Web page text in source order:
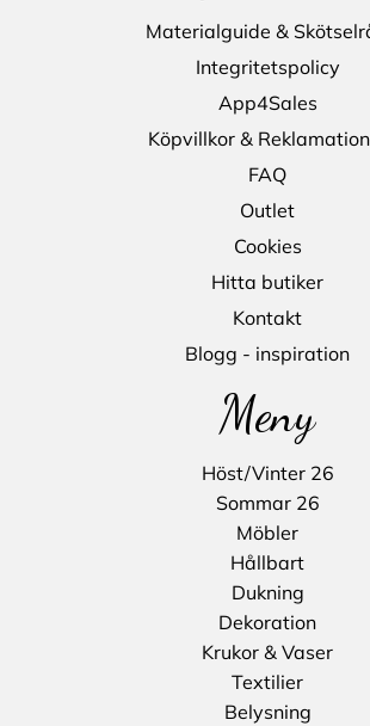
Materialguide &
Integritetspolicy
App4Sales
Köpvillkor &
FAQ
Outlet
Cookies
Hitta butiker
Kontakt
Blogg - inspiration
Meny
Höst/Vinter 26
Sommar 26
Möbler
Hållbart
Dukning
Dekoration
Krukor & Vaser
Textilier
Belysning